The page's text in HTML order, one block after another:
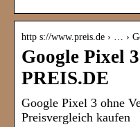
http s://www.preis.de › … ›
Google Pixel
PREIS.DE
Google Pixel 3 ohne
Preisvergleich kaufen